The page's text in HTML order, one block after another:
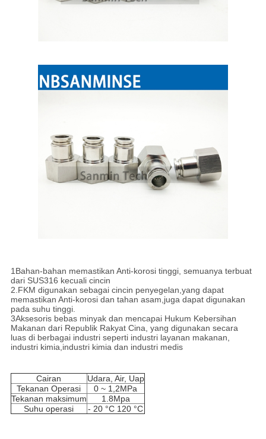
1Bahan-bahan memastikan Anti-korosi tinggi, semuanya terbuat
dari SUS316 kecuali cincin
2.FKM digunakan sebagai cincin penyegelan,yang dapat
memastikan Anti-korosi dan tahan asam,juga dapat digunakan
pada suhu tinggi.
3Aksesoris bebas minyak dan mencapai Hukum Kebersihan
Makanan dari Republik Rakyat Cina, yang digunakan secara
luas di berbagai industri seperti industri layanan makanan,
industri kimia,industri kimia dan industri medis
Cairan
Udara, Air, Uap
Tekanan Operasi
0 ~ 1,2MPa
Tekanan maksimum
1.8Mpa
Suhu operasi
- 20 °C 120 °C